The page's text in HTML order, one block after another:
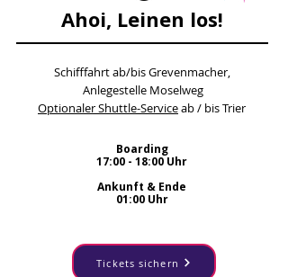
Ahoi, Leinen los!
Schifffahrt ab/bis Grevenmacher,
Anlegestelle Moselweg
OptionalerShuttle-Serviceab / bis Trier
Boarding
17:00 - 18:00 Uhr
Ankunft & Ende
01:00 Uhr
Tickets sichern